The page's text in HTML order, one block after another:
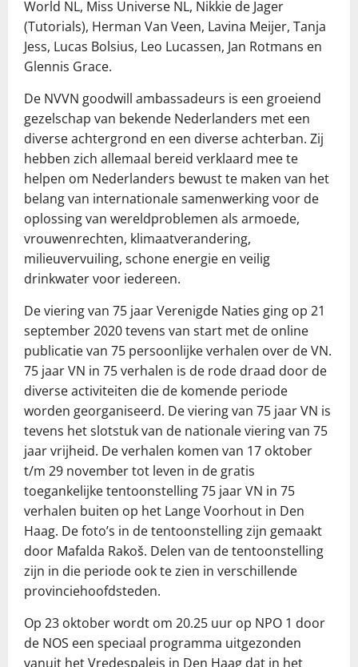
World NL, Miss Universe NL, Nikkie de Jager
(Tutorials), Herman Van Veen, Lavina Meijer, Tanja
Jess, Lucas Bolsius, Leo Lucassen, Jan Rotmans en
Glennis Grace.
De NVVN goodwill ambassadeurs is een groeiend
gezelschap van bekende Nederlanders met een
diverse achtergrond en een diverse achterban. Zij
hebben zich allemaal bereid verklaard mee te
helpen om Nederlanders bewust te maken van het
belang van internationale samenwerking voor de
oplossing van wereldproblemen als armoede,
vrouwenrechten, klimaatverandering,
milieuvervuiling, schone energie en veilig
drinkwater voor iedereen.
De viering van 75 jaar Verenigde Naties ging op 21
september 2020 tevens van start met de online
publicatie van 75 persoonlijke verhalen over de VN.
75 jaar VN in 75 verhalen is de rode draad door de
diverse activiteiten die de komende periode
worden georganiseerd. De viering van 75 jaar VN is
tevens het slotstuk van de nationale viering van 75
jaar vrijheid. De verhalen komen van 17 oktober
t/m 29 november tot leven in de gratis
toegankelijke tentoonstelling 75 jaar VN in 75
verhalen buiten op het Lange Voorhout in Den
Haag. De foto’s in de tentoonstelling zijn gemaakt
door Mafalda Rakoš. Delen van de tentoonstelling
zijn in die periode ook te zien in verschillende
provinciehoofdsteden.
Op 23 oktober wordt om 20.25 uur op NPO 1 door
de NOS een speciaal programma uitgezonden
vanuit het Vredespaleis in Den Haag dat in het